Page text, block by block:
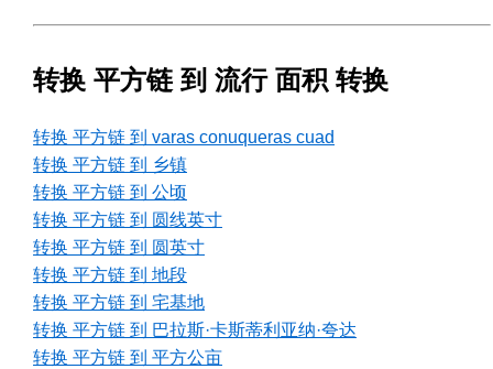
转换 平方链 到 流行 面积 转换
转换 平方链 到 varas conuqueras cuad
转换 平方链 到 乡镇
转换 平方链 到 公顷
转换 平方链 到 圆线英寸
转换 平方链 到 圆英寸
转换 平方链 到 地段
转换 平方链 到 宅基地
转换 平方链 到 巴拉斯·卡斯蒂利亚纳·夸达
转换 平方链 到 平方公亩